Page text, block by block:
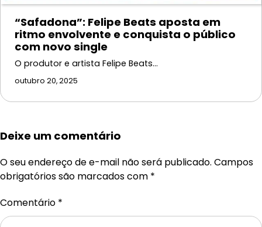
“Safadona”: Felipe Beats aposta em
ritmo envolvente e conquista o público
com novo single
O produtor e artista Felipe Beats…
outubro 20, 2025
Deixe um comentário
O seu endereço de e-mail não será publicado. Campos
obrigatórios são marcados com *
Comentário *